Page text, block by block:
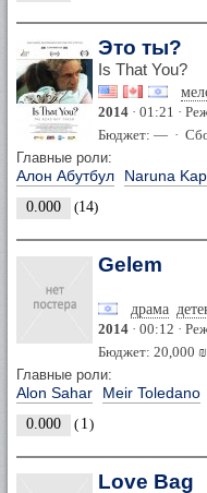
Это ты?
Is That You?
2014 · 01:21 ·
Бюджет: — ·
Главные роли:
Алон Абутбул Naruna
0.000 (14)
Gelem
драма
2014 · 00:12 ·
Бюджет: 20,000
Главные роли:
Alon Sahar Meir Toledano
0.000 ( 1)
Love Bag